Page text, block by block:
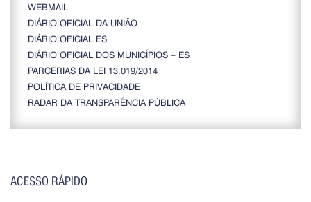
WEBMAIL
DIÁRIO OFICIAL DA UNIÃO
DIÁRIO OFICIAL ES
DIÁRIO OFICIAL DOS MUNICÍPIOS – ES
PARCERIAS DA LEI 13.019/2014
POLÍTICA DE PRIVACIDADE
RADAR DA TRANSPARÊNCIA PÚBLICA
ACESSO RÁPIDO